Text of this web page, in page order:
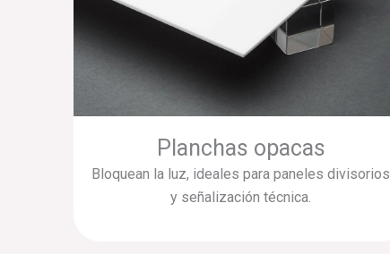
Planchas opacas
Bloquean la luz, ideales para paneles divisorios
y señalización técnica.